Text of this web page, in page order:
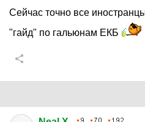
Сейчас точно все
"гайд" по гальюнам ЕКБ